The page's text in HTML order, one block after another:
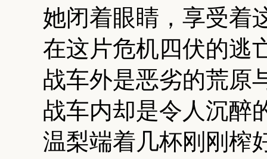
她闭着眼睛，享受着
在这片危机四伏的逃
战车外是恶劣的荒原
战车内却是令人沉醉
温梨端着几杯刚刚榨